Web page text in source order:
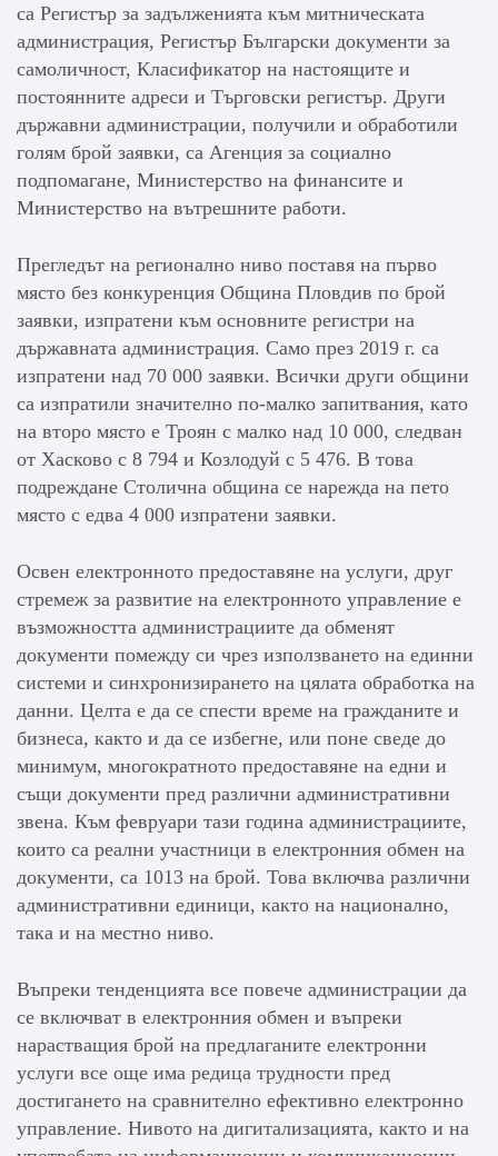
са Регистър за задълженията към митническата
администрация, Регистър Български документи за
самоличност, Класификатор на настоящите и
постоянните адреси и Търговски регистър. Други
държавни администрации, получили и обработили
голям брой заявки, са Агенция за социално
подпомагане, Министерство на финансите и
Министерство на вътрешните работи.
Прегледът на регионално ниво поставя на първо
място без конкуренция Община Пловдив по брой
заявки, изпратени към основните регистри на
държавната администрация. Само през 2019 г. са
изпратени над 70 000 заявки. Всички други общини
са изпратили значително по-малко запитвания, като
на второ място е Троян с малко над 10 000, следван
от Хасково с 8 794 и Козлодуй с 5 476. В това
подреждане Столична община се нарежда на пето
място с едва 4 000 изпратени заявки.
Освен електронното предоставяне на услуги, друг
стремеж за развитие на електронното управление е
възможността администрациите да обменят
документи помежду си чрез използването на единни
системи и синхронизирането на цялата обработка на
данни. Целта е да се спести време на гражданите и
бизнеса, както и да се избегне, или поне сведе до
минимум, многократното предоставяне на едни и
същи документи пред различни административни
звена. Към февруари тази година администрациите,
които са реални участници в електронния обмен на
документи, са 1013 на брой. Това включва различни
административни единици, както на национално,
така и на местно ниво.
Въпреки тенденцията все повече администрации да
се включват в електронния обмен и въпреки
нарастващия брой на предлаганите електронни
услуги все още има редица трудности пред
достигането на сравнително ефективно електронно
управление. Нивото на дигитализацията, както и на